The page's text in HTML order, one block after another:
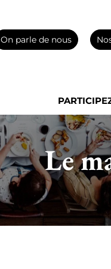
On parle de nous
Le